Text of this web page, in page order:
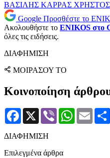
ΒΑΣΙΛΗΣ ΚΑΡΡΑΣ
Google Προσθέστε το
Ακολουθήστε το ENIKOS στο
όλες τις ειδήσεις.
ΔΙΑΦΗΜΙΣΗ
ΜΟΙΡΑΣΟΥ ΤΟ
Κοινοποίηση
Facebook
X Viber WhatsApp
Email
ΔΙΑΦΗΜΙΣΗ
Επιλεγμένα άρθρα